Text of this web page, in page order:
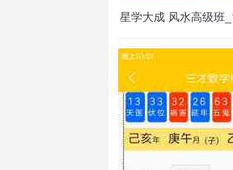
星学大成 风水高级班